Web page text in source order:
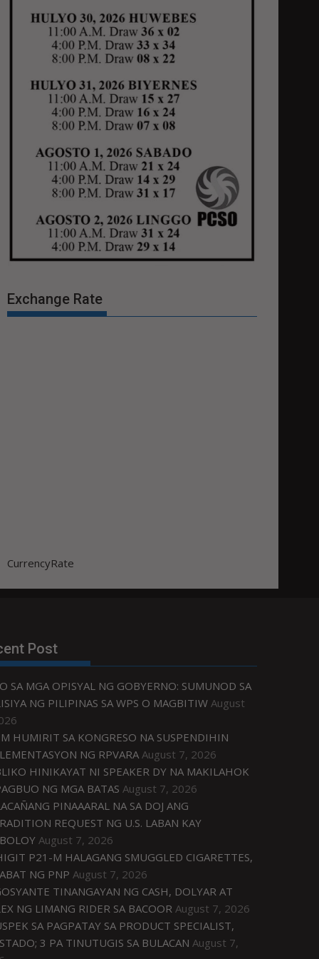
Exchange Rate
CurrencyRate
Post
SA MGA OPISYAL NG GOBYERNO: SUMUNOD SA
NG PILIPINAS SA WPS O MAGBITIW August
HUMIRIT SA KONGRESO NA SUSPENDIHIN
NG RPVARA August 7, 2026
HINIKAYAT NI SPEAKER DY NA MAKILAHOK
NG MGA BATAS August 7, 2026
PINAAARAL NA SA DOJ ANG
REQUEST NG U.S. LABAN KAY
August 7, 2026
P21-M HALAGANG SMUGGLED CIGARETTES,
NG PNP August 7, 2026
TINANGAYAN NG CASH, DOLYAR AT
NG LIMANG RIDER SA BACOOR August 7, 2026
SA PAGPATAY SA PRODUCT SPECIALIST,
3 PA TINUTUGIS SA BULACAN August 7,